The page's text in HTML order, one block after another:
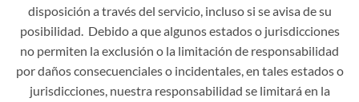
disposición a través del servicio, incluso si se avisa de su
posibilidad. Debido a que algunos estados o jurisdicciones
no permiten la exclusión o la limitación de responsabilidad
por daños consecuenciales o incidentales, en tales estados o
jurisdicciones, nuestra responsabilidad se limitará en la